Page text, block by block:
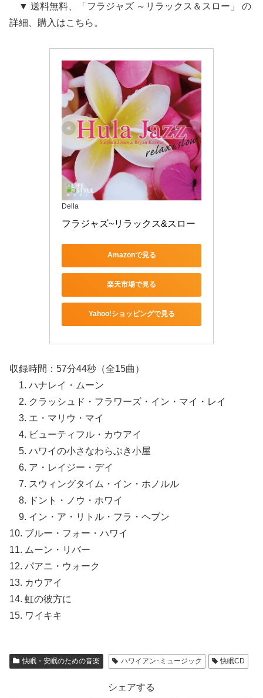
▼ 送料無料、「フラジャズ ～リラックス＆スロー」 の
詳細、購入はこちら。
Della
フラジャズ~リラックス&スロー
Amazonで見る
楽天市場で見る
Yahoo!ショッピングで見る
収録時間：57分44秒（全15曲）
1. ハナレイ・ムーン
2. クラッシュド・フラワーズ・イン・マイ・レイ
3. エ・マリウ・マイ
4. ビューティフル・カウアイ
5. ハワイの小さなわらぶき小屋
6. ア・レイジー・デイ
7. スウィングタイム・イン・ホノルル
8. ドント・ノウ・ホワイ
9. イン・ア・リトル・フラ・ヘブン
10. ブルー・フォー・ハワイ
11. ムーン・リバー
12. パアニ・ウォーク
13. カウアイ
14. 虹の彼方に
15. ワイキキ
快眠・安眠のための音楽 ハワイアン･ミュージック 快眠CD
シェアする